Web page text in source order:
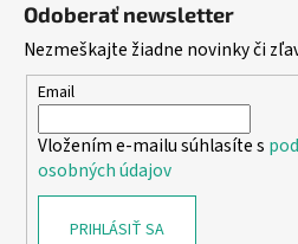
a
c
p
Odoberať newsletter
Nezmeškajte žiadne novinky či
Email
Vložením e-mailu súhlasíte s
osobných údajov
PRIHLÁSIŤ SA